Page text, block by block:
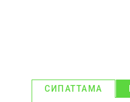
СИПАТТАМА